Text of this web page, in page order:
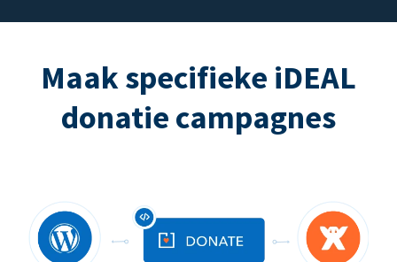
Maak specifieke iDEAL
donatie campagnes